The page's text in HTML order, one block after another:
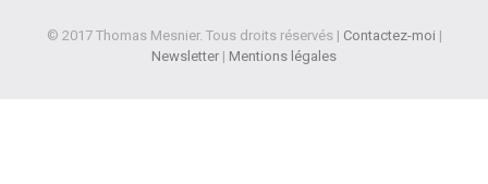
© 2017 Thomas Mesnier. Tous droits réservés | Contactez-moi |
Newsletter | Mentions légales